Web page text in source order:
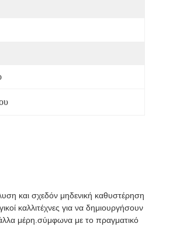
και σχεδόν μηδενική καθυστέρηση
καλλιτέχνες για να δημιουργήσουν
μέρη.σύμφωνα με το πραγματικό